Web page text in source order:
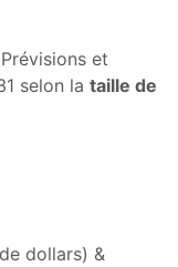
et
selon la taille de
dollars) &